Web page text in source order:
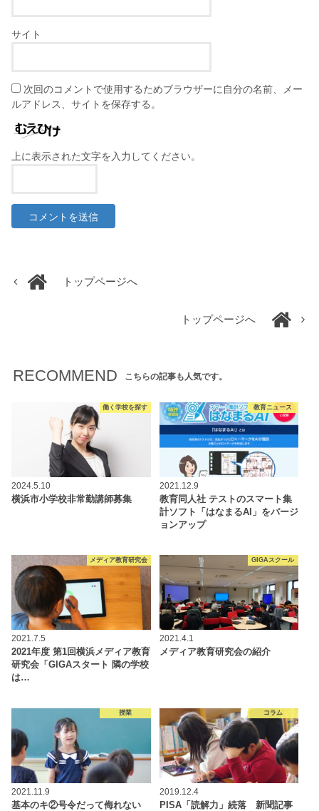
サイト
次回のコメントで使用するためブラウザーに自分の名前、メー
ルアドレス、サイトを保存する。
上に表示された文字を入力してください。
トップページへ
トップページへ
RECOMMEND こちらの記事も人気です。
働く学校を探す
2024.5.10
横浜市小学校非常勤講師募集
教育ニュース
2021.12.9
教育同人社 テストのスマート集
計ソフト「はなまるAI」をバージ
ョンアップ
メディア教育研究会
2021.7.5
2021年度 第1回横浜メディア教育
研究会「GIGAスタート 隣の学校
は…
GIGAスクール
2021.4.1
メディア教育研究会の紹介
授業
2021.11.9
基本のキ②号令だって侮れない
コラム
2019.12.4
PISA「読解力」続落 新聞記事